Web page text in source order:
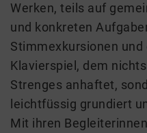
Werken, teils auf
und konkreten
Stimmexkursionen
Klavierspiel, dem
Strenges anhaftet,
leichtfüssig grundiert
Mit ihren